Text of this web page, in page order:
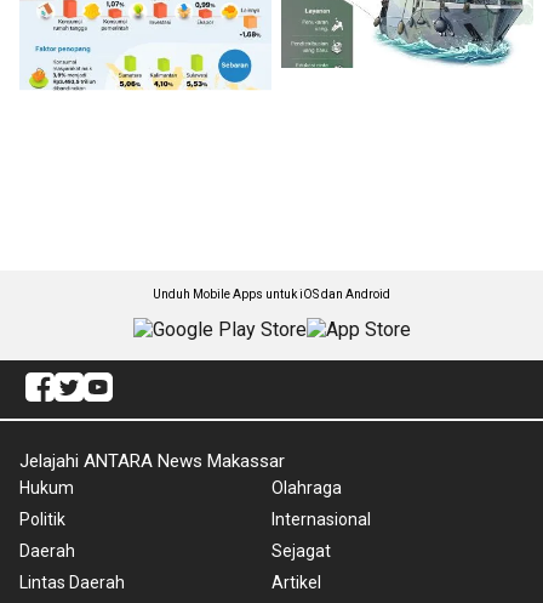
Unduh Mobile Apps untuk iOS dan Android
Jelajahi ANTARA News Makassar
Hukum
Politik
Daerah
Lintas Daerah
Olahraga
Internasional
Sejagat
Artikel